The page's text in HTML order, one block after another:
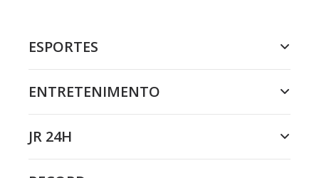
ESPORTES
ENTRETENIMENTO
JR 24H